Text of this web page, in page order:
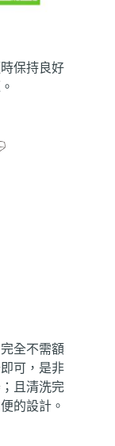
保持良好
全不需額
可，是非
且清洗完
的設計。